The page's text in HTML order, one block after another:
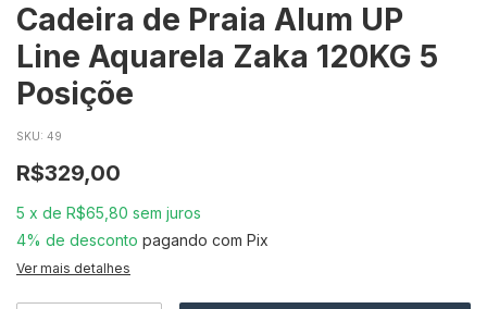
Cadeira de Praia Alum UP
Line Aquarela Zaka 120KG 5
Posiçõe
SKU: 49
R$329,00
5 x de R$65,80 sem juros
4% de desconto pagando com Pix
Ver mais detalhes